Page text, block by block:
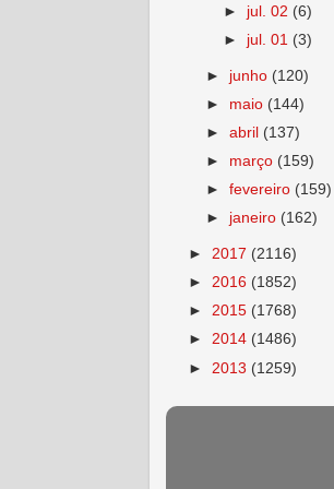
► jul. 02 (6)
► jul. 01 (3)
► junho (120)
► maio (144)
►abril (137)
► março (159)
►fevereiro (159)
► janeiro (162)
► 2017 (2116)
► 2016 (1852)
► 2015 (1768)
► 2014 (1486)
► 2013 (1259)